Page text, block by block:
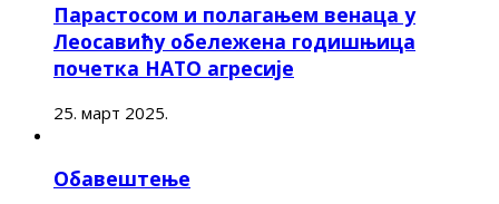
Парастосом и полагањем венаца у
Леосавићу обележена годишњица
почетка НАТО агресије
25. март 2025.
Обавештење